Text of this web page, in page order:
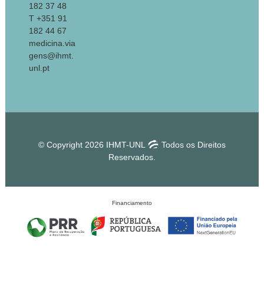
182 37 48
T +351 91
182 44 67
medicina.via
gens@ihmt.
unl.pt
© Copyright 2026 IHMT-UNL
Todos os Direitos
Reservados.
Financiamento